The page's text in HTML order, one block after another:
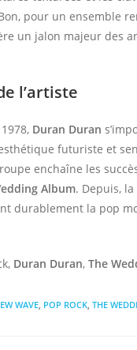
pour un ensemble
un jalon majeur des
l’artiste
Duran Duran
futuriste et
enchaîne les
Album. Depuis,
durablement la pop
Duran Duran,The
WAVE POP ROCK THE